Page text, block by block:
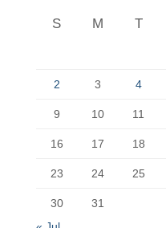
S M T
2 3 4
9 10 11
16 17 18
23 24 25
30
31